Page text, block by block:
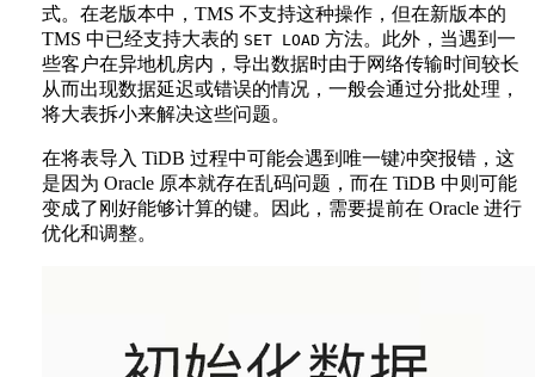
式。在老版本中，TMS 不支持这种操作，但在新版本的
TMS 中已经支持大表的 SET LOAD 方法。此外，当遇到一
些客户在异地机房内，导出数据时由于网络传输时间较长
从而出现数据延迟或错误的情况，一般会通过分批处理，
将大表拆小来解决这些问题。
在将表导入 TiDB 过程中可能会遇到唯一键冲突报错，这
是因为 Oracle 原本就存在乱码问题，而在 TiDB 中则可能
变成了刚好能够计算的键。因此，需要提前在 Oracle 进行
优化和调整。